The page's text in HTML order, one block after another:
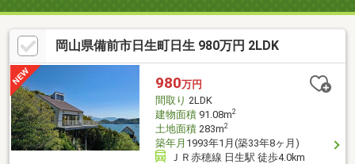
岡山県備前市日生町日生 980万円 2LDK
980万円
間取り 2LDK
建物面積91.08m2
土地面積283m2
築年月 1993年1月(築33年8ヶ月)
ＪＲ赤穂線 日生駅 徒歩4.0km